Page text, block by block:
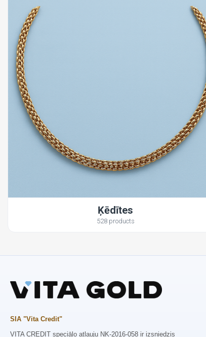
Ķēdītes
528 products
SIA "Vita Credit"
VITA CREDIT speciālo atļauju NK-2016-058 ir izsniedzis